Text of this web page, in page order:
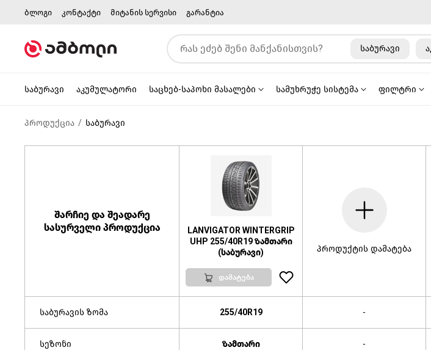
ბლოგი კონტაქტი მიტანის სერვისი გარანტია
საბურავი
საბურავი აკუმულატორი საცხებ-საპოხი მასალები სამუხრუჭე სისტემა ფილტრი
პროდუქცია საბურავი
შარჩიე და შეადარე
სასურველი პროდუქცია
LANVIGATOR WINTERGRIP
UHP 255/40R19 ზამთარი
(საბურავი)
დამატება
პროდუქტის დამატება
საბურავის ზომა 255/40R19 -
სეზონი ზამთარი -